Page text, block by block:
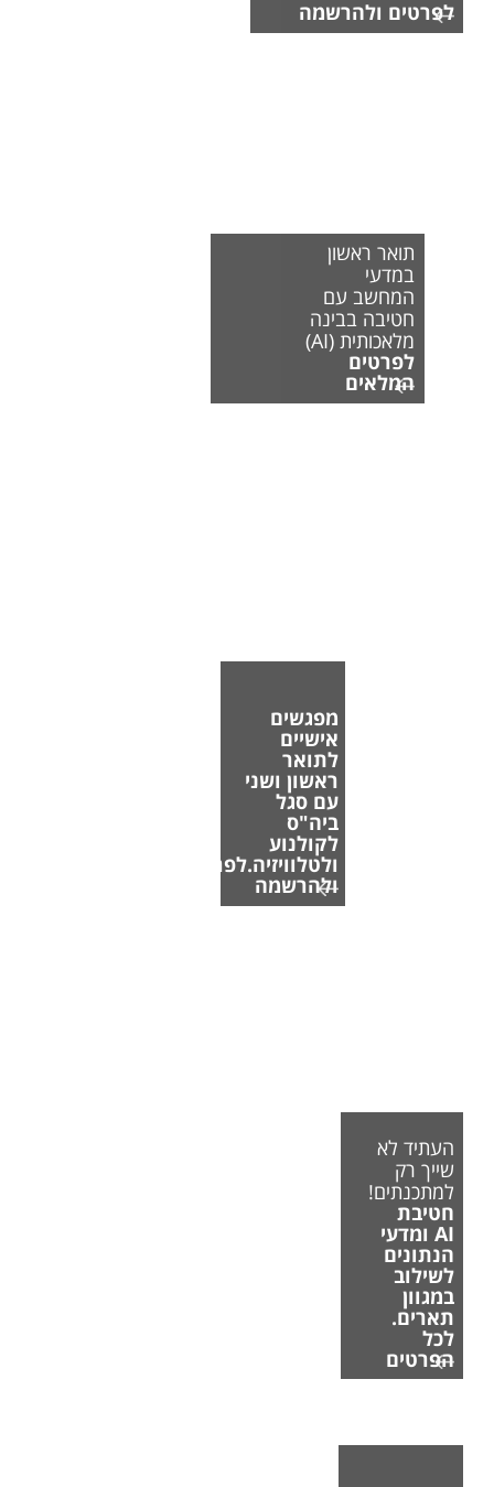
לפרטים ולהרשמה
תואר ראשון
במדעי
המחשב עם
חטיבה בבינה
מלאכותית (AI)
לפרטים
המלאים
מפגשים
אישיים
לתואר
ראשון ושני
עם סגל
ביה"ס
לקולנוע
ולטלוויזיה.לפרטים
ולהרשמה
העתיד לא
שייך רק
למתכנתים!
חטיבת
AI ומדעי
הנתונים
לשילוב
במגוון
תארים.
לכל
הפרטים